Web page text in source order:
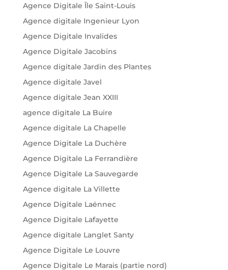
Agence Digitale Île Saint-Louis
Agence digitale Ingenieur Lyon
Agence Digitale Invalides
Agence Digitale Jacobins
Agence digitale Jardin des Plantes
Agence digitale Javel
Agence digitale Jean XXIII
agence digitale La Buire
Agence digitale La Chapelle
Agence Digitale La Duchère
Agence Digitale La Ferrandière
Agence Digitale La Sauvegarde
Agence digitale La Villette
Agence Digitale Laënnec
Agence Digitale Lafayette
Agence digitale Langlet Santy
Agence Digitale Le Louvre
Agence Digitale Le Marais (partie nord)